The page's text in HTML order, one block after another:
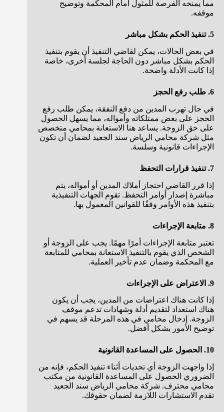
مما يمنحه الفرصة للمثول أمام المحكمة وتوضيح
موقفه.
5. تنفيذ الحكم بشكل مباشر
في بعض الحالات، يمكن لقاضي التنفيذ أن يقوم بتنفيذ
الحكم بشكل مباشر دون الحاجة لجلسة أخرى، خاصة
إذا كانت الأدلة واضحة.
6. طلب رفع الحجز
في حال تهرب المدين من دفع النفقة، يمكن طلب رفع
الحجز على بعض ممتلكاته وأمواله، مما يسهل الحصول
على حق الزوجة. يساعد هنا الاستعانة بمحامي متخصص
مثل شركة محامي الرياض سند الجعيد لضمان أن تكون
الإجراءات قانونية وسلسة.
7. تنفيذ قرارات التحفظ
إذا قرر القاضي احتجاز أملاك المدين أو أمواله، يتم
مباشرة إصدار أوامر التحفظ. تقوم الجهات التنفيذية
بتنفيذ هذه الأوامر وفقًا للقوانين المعمول بها.
8. متابعة الإجراءات
تعتبر متابعة الإجراءات أمرًا مهمًا. يجب على الزوجة أو
الشخص الذي يقوم بالتنفيذ الاستعانة بمحامي للمتابعة
مع المحكمة وضمان عدم تأخير العملية.
9. الاعتراض على الإجراءات
إذا كانت هناك اعتراضات من المدين، يجب أن يكون
هناك استعداد لتقديم أدلة وشهادات تدعم موقف
الزوجة. إدخال محامي في هذه المرحلة قد يسهم في
توضيح الأمور بشكل أفضل.
10. الحصول على المساعدة القانونية
إذا واجهت الزوجة أي تحديات أثناء تنفيذ الحكم، فإنه من
الضروري الحصول على المساعدة القانونية من مكتب
محامي محترف. شركة محامي الرياض سند الجعيد
تقدم الاستشارات اللازمة لضمان حقوقك.